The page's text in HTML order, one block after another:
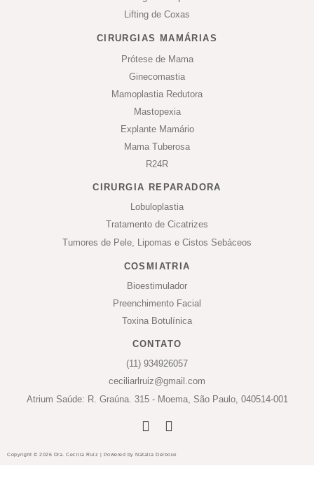
Lifting de Coxas
CIRURGIAS MAMÁRIAS
Prótese de Mama
Ginecomastia
Mamoplastia Redutora
Mastopexia
Explante Mamário
Mama Tuberosa
R24R
CIRURGIA REPARADORA
Lobuloplastia
Tratamento de Cicatrizes
Tumores de Pele, Lipomas e Cistos Sebáceos
COSMIATRIA
Bioestimulador
Preenchimento Facial
Toxina Botulínica
CONTATO
(11) 934926057
ceciliarlruiz@gmail.com
Atrium Saúde: R. Graúna. 315 - Moema, São Paulo, 040514-001
Copyright © 2026 Dra. Cecilia Ruiz | Powered by Natalia Delboux